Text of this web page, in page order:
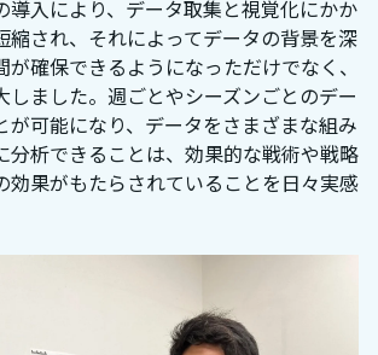
導入により、データ取集と視覚化にかか
縮され、それによってデータの背景を深
が確保できるようになっただけでなく、
しました。週ごとやシーズンごとのデー
が可能になり、データをさまざまな組み
分析できることは、効果的な戦術や戦略
効果がもたらされていることを日々実感